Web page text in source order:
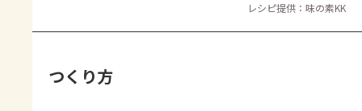
レシピ提供：味の素KK
つくり方